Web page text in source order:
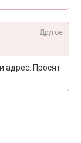
Другое
адрес. Просят